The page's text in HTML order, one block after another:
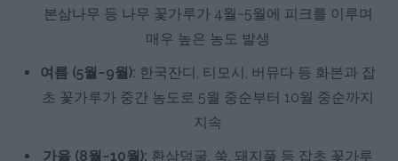
본삼나무 등 나무 꽃가루가 4월~5월에 피크를 이루며
매우 높은 농도 발생
여름 (5월~9월): 한국잔디, 티모시, 버뮤다 등 화본과 잡
초 꽃가루가 중간 농도로 5월 중순부터 10월 중순까지
지속
가을 (8월~10월): 환삼덩굴, 쑥, 돼지풀 등 잡초 꽃가루